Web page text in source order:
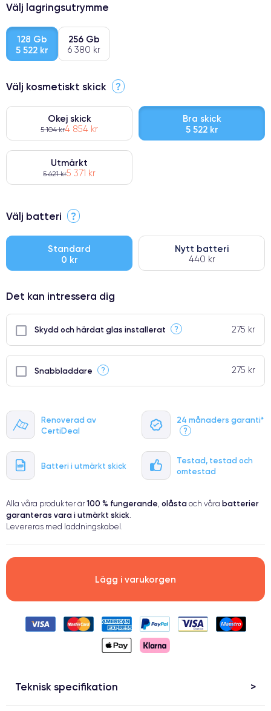
Renoverad av
CertiDeal
24 månaders garanti*
?
Batteri i utmärkt skick
Testad, testad och
omtestad
Välj lagringsutrymme
128 Gb
5 522 kr
256 Gb
6 380 kr
Välj kosmetiskt skick ?
Okej skick
5 104 kr4 854 kr
Bra skick
5 522 kr
Utmärkt
5 621 kr5 371 kr
⭐ Premium
● Oklanderlig kvalitetsskärm
● Endast 5% av våra telefoner har premiumklassning
Välj batteri ?
Standard
0 kr
Nytt batteri
440 kr
Det kan intressera dig
Skydd och härdat glas installerat ? 275 kr
Snabbladdare ? 275 kr
Alla våra produkter är 100 % fungerande, olåsta och våra batterier
garanteras vara i utmärkt skick.
Levereras med laddningskabel.
Lägg i varukorgen
Teknisk specifikation